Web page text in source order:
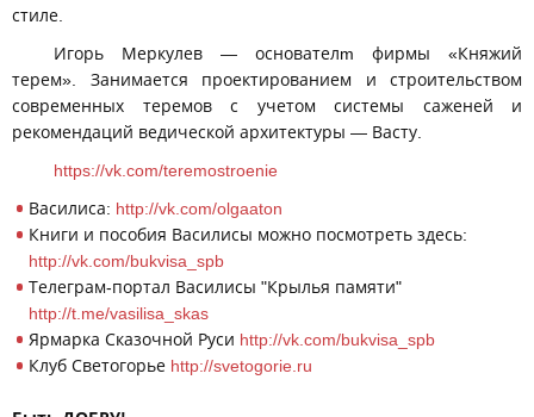
стиле.
Игорь Меркулев — основателm фирмы «Княжий
терем». Занимается проектированием и строительством
современных теремов с учетом системы саженей и
рекомендаций ведической архитектуры — Васту.
https://vk.com/teremostroenie
Василиса: http://vk.com/olgaaton
Книги и пособия Василисы можно посмотреть здесь:
http://vk.com/bukvisa_spb
Телеграм-портал Василисы "Крылья памяти"
http://t.me/vasilisa_skas
Ярмарка Сказочной Руси http://vk.com/bukvisa_spb
Клуб Светогорье http://svetogorie.ru